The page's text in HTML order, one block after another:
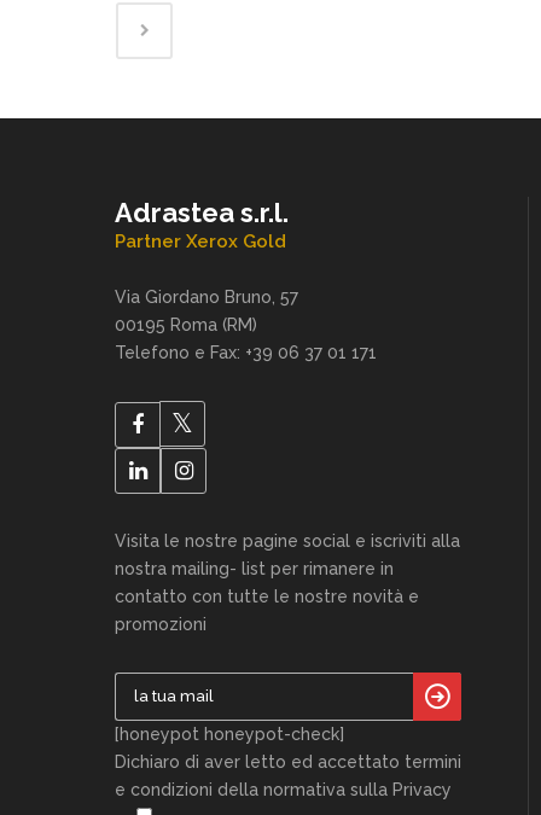
Adrastea s.r.l.
Partner Xerox Gold
Via Giordano Bruno, 57
00195 Roma (RM)
Telefono e Fax: +39 06 37 01 171
Visita le nostre pagine social e iscriviti alla
nostra mailing- list per rimanere in
contatto con tutte le nostre novità e
promozioni
[honeypot honeypot-check]
Dichiaro di aver letto ed accettato termini
e condizioni della normativa sulla Privacy